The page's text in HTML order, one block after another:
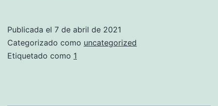
niño
Publicada el 7 de abril de 2021
Categorizado como uncategorized
Etiquetado como 1